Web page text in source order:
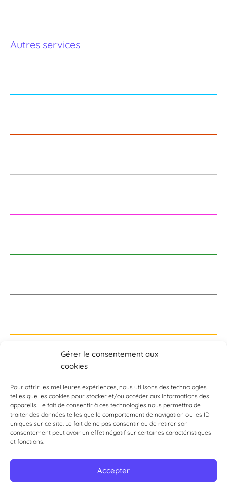
Gérer le consentement aux
cookies
Pour offrir les meilleures expériences, nous utilisons des technologies
telles que les cookies pour stocker et/ou accéder aux informations des
appareils. Le fait de consentir à ces technologies nous permettra de
traiter des données telles que le comportement de navigation ou les ID
uniques sur ce site. Le fait de ne pas consentir ou de retirer son
consentement peut avoir un effet négatif sur certaines caractéristiques
et fonctions.
Accepter
Top
Autres services